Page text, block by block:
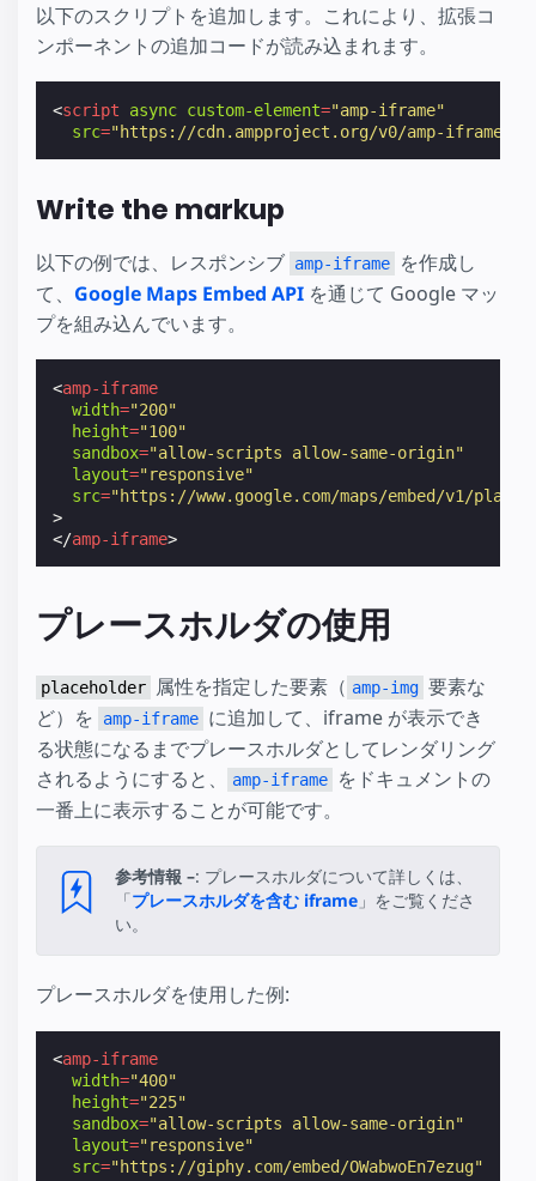
以下のスクリプトを追加します。これにより、拡張コ
ンポーネントの追加コードが読み込まれます。
<script async custom-element="amp-iframe"
src="https://cdn.ampproject.org/v0/amp-iframe-
Write the markup
以下の例では、レスポンシブ amp-iframe
を作成し
て、 Google Maps Embed API を通じて Google マッ
プを組み込んでいます。
<amp-iframe
width="200"
height="100"
sandbox="allow-scripts allow-same-origin"
layout="responsive"
src="https://www.google.com/maps/embed/v1/
>
</amp-iframe>
プレースホルダの使用
placeholder 属性を指定した要素（ amp-img 要素な
ど）を
amp-iframe に追加して、iframe が表示でき
る状態になるまでプレースホルダとしてレンダリング
されるようにすると、
amp-iframe
をドキュメントの
一番上に表示することが可能です。
参考情報 –: プレースホルダについて詳しくは、
「プレースホルダを含む iframe 」をご覧くださ
い。
プレースホルダを使用した例:
<amp-iframe
width="400"
height="225"
sandbox="allow-scripts allow-same-origin"
layout="responsive"
src="https://giphy.com/embed/OWabwoEn7ezug"